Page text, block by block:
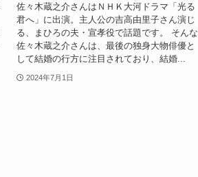
佐々木蔵之介さんはＮＨＫ大河ドラマ「光る
君へ」に出演。主人公の吉高由里子さん演じ
る、まひろの夫・宣孝役で話題です。 そんな
佐々木蔵之介さんは、最後の独身大物俳優と
して結婚の行方に注目されており、結婚...
2024年7月1日